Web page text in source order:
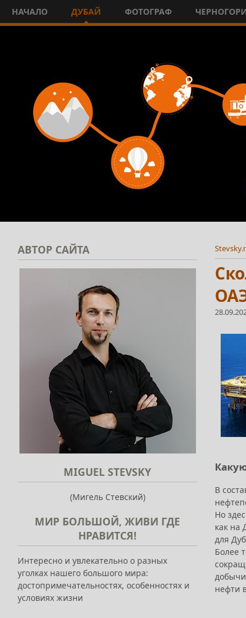
НАЧАЛО ДУБАЙ ФОТОГРАФ
В
Но
как на
для
Более
нефти
АВТОР САЙТА
MIGUEL STEVSKY
(Мигель Стевский)
МИР БОЛЬШОЙ, ЖИВИ ГДЕ
НРАВИТСЯ!
Интересно и увлекательно о разных
уголках нашего большого мира:
достопримечательностях, особенностях и
условиях жизни